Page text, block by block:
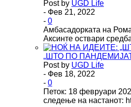
Post by UGD Life
- Фев 21, 2022
- 0
Амбасадорката на
Аксинте оствари
„ШТО ПО
Post by UGD Life
- Фев 18, 2022
- 0
Петок: 18 февруари
следење на настанот: